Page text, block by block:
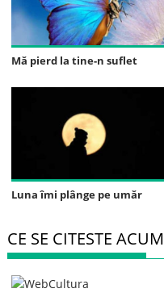
Mă pierd la tine-n suflet
Luna îmi plânge pe umăr
CE SE CITESTE ACUM